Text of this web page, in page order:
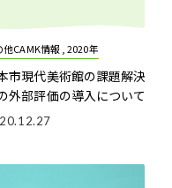
他CAMK情報 , 2020年
市現代美術館の課題解決
外部評価の導入について